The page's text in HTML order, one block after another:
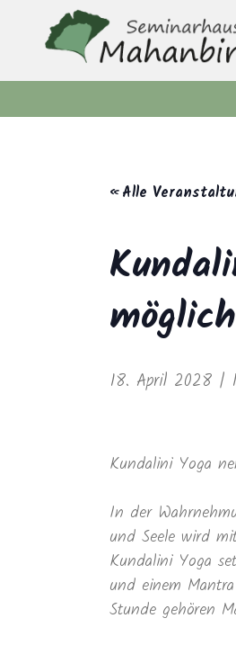
« Alle
möglich
18. April 2028 |
Kundalini Yoga
In der
und Seele wird
Kundalini Yoga
und einem
Stunde gehören